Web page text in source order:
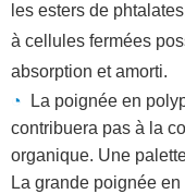
les esters de
à cellules fermées
absorption et amorti.
◔
La poignée en
contribuera pas à la
organique. Une
La grande poignée